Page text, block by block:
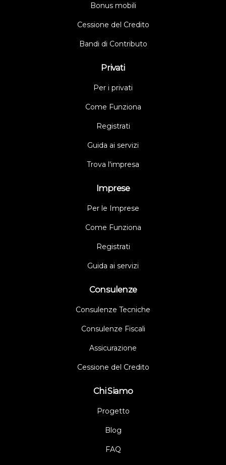
Bonus mobili
Cessione del Credito
Bandi di Contributo
Privati
Per i privati
Come Funziona
Registrati
Guida ai servizi
Trova l'impresa
Imprese
Per le Imprese
Come Funziona
Registrati
Guida ai servizi
Consulenze
Consulenze Tecniche
Consulenze Fiscali
Assicurazione
Cessione del Credito
Chi Siamo
Progetto
Blog
FAQ